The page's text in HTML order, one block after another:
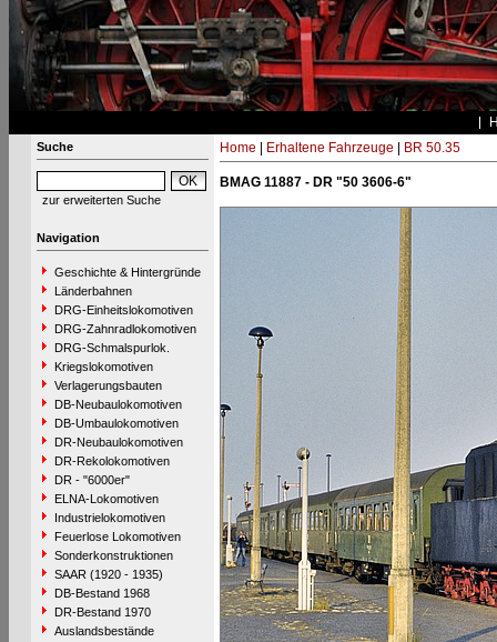
Suche
zur erweiterten Suche
Navigation
Geschichte & Hintergründe
Länderbahnen
DRG-Einheitslokomotiven
DRG-Zahnradlokomotiven
DRG-Schmalspurlok.
Kriegslokomotiven
Verlagerungsbauten
DB-Neubaulokomotiven
DB-Umbaulokomotiven
DR-Neubaulokomotiven
DR-Rekolokomotiven
DR - "6000er"
ELNA-Lokomotiven
Industrielokomotiven
Feuerlose Lokomotiven
Sonderkonstruktionen
SAAR (1920 - 1935)
DB-Bestand 1968
DR-Bestand 1970
Auslandsbestände
Home Erhaltene Fahrzeuge BR 50.35
BMAG 11887 - DR "50 3606-6"